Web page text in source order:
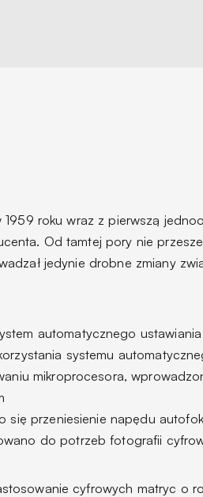
1959 roku wraz z pierwszą
Od tamtej pory nie
jedynie drobne zmiany
automatycznego ustawiania
systemu
mikroprocesora,
się przeniesienie napędu
do potrzeb fotografii
cyfrowych matryc o